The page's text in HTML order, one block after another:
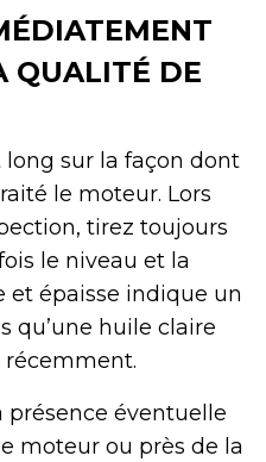
QUALITÉ DE
long sur la façon dont
le moteur. Lors
tirez toujours
le niveau et la
et épaisse indique un
qu’une huile claire
éventuelle
moteur ou près de la